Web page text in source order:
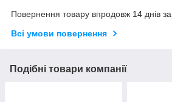
Повернення товару впродовж 14 днів
Всі умови повернення
Подібні товари компанії